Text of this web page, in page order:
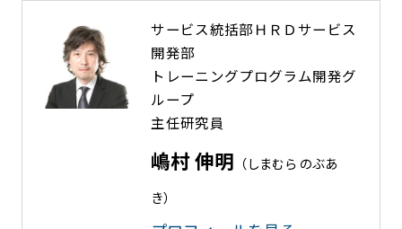
サービス統括部ＨＲＤサービス
開発部
トレーニングプログラム開発グ
ループ
主任研究員
嶋村 伸明 （しまむら のぶあ
き）